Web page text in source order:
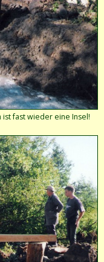
ist fast wieder eine Insel!